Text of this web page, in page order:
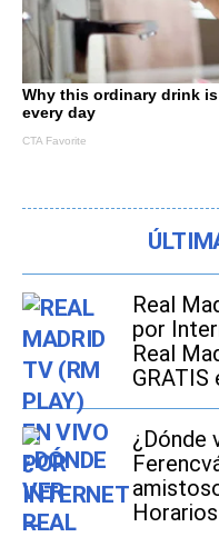
Real
por
Real
GRATIS
¿Dónde